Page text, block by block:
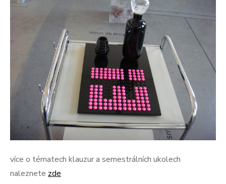
více o tématech klauzur a semestrálních ukolech
naleznete zde